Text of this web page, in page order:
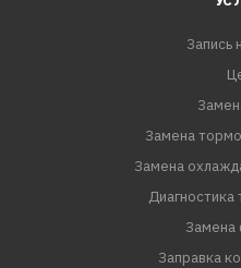
Запись
Замена
Замена
Замена
Заправка